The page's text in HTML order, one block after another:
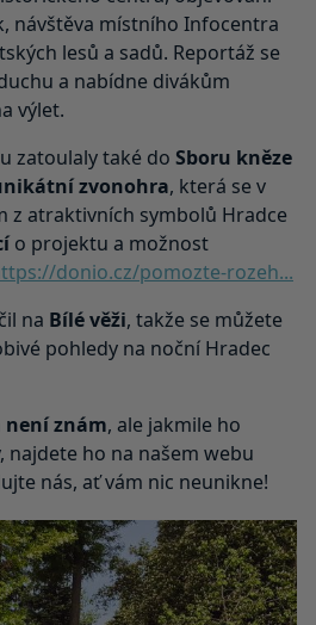
návštěva místního Infocentra
lesů a sadů. Reportáž se
a nabídne divákům
výlet.
zatoulaly také do Sboru kněze
zvonohra, která se v
z atraktivních symbolů Hradce
o projektu a možnost
donio.cz/pomozte-rozeh...
na Bílé věži, takže se můžete
pohledy na noční Hradec
znám, ale jakmile ho
ho na našem webu
nás, ať vám nic neunikne!